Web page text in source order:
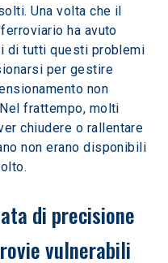
Una volta che il
ha avuto
di tutti questi problemi
per gestire
non
frattempo, molti
chiudere o rallentare
non erano disponibili
di precisione
vulnerabili